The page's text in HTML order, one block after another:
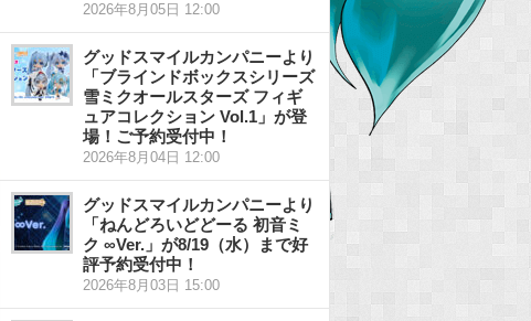
2026年8月05日 12:00
グッドスマイルカンパニーより
「ブラインドボックスシリーズ
雪ミクオールスターズ フィギ
ュアコレクション Vol.1」が登
場！ご予約受付中！
2026年8月04日 12:00
グッドスマイルカンパニーより
「ねんどろいどどーる 初音ミ
ク ∞Ver.」が8/19（水）まで好
評予約受付中！
2026年8月03日 15:00